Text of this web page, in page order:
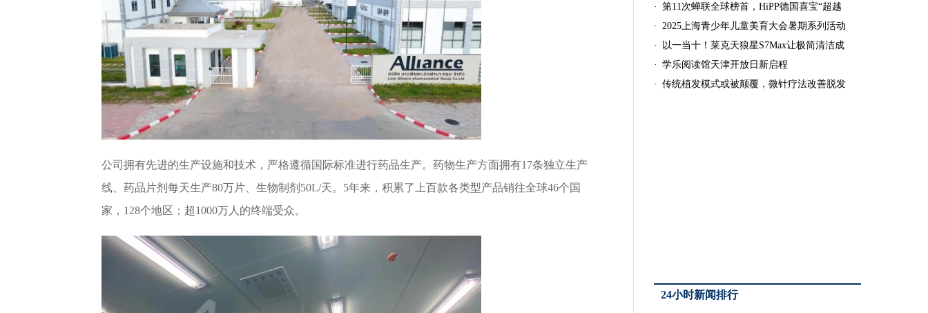
公司拥有先进的生产设施和技术，严格遵循国际标准进行药品生产。药物生产方面拥有17条独立生产
线、药品片剂每天生产80万片、生物制剂50L/天。5年来，积累了上百款各类型产品销往全球46个国
家，128个地区；超1000万人的终端受众。
· 第11次蝉联全球榜首，HiPP德国喜宝“超越
· 2025上海青少年儿童美育大会暑期系列活动
·
以一当十！莱克天狼星S7Max让极简清洁成
· 学乐阅读馆天津开放日新启程
· 传统植发模式或被颠覆，微针疗法改善脱发
24小时新闻排行